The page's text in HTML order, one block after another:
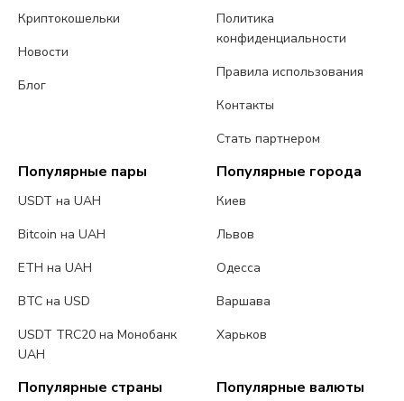
Криптокошельки
Новости
Блог
Политика
конфиденциальности
Правила использования
Контакты
Стать партнером
Популярные пары
USDT на UAH
Bitcoin на UAH
ETH на UAH
BTC на USD
USDT TRC20 на Монобанк
UAH
Популярные города
Киев
Львов
Одесса
Варшава
Харьков
Популярные страны Популярные валюты